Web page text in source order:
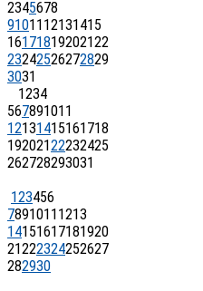
2345678
91011 12131415
16171819202122
23242526272829
3031
1234
567891011
12131415161718
19202122232425
262728293031
123456
7891011 1213
14151617181920
21222324252627
282930